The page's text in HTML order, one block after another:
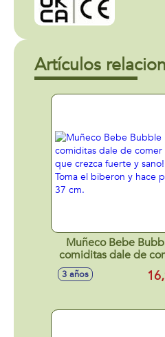
Artículos
Muñeco Bebe
comiditas dale de
para que crezca
sano! Toma el
3 años